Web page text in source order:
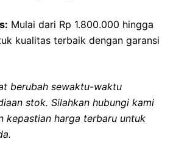
Mulai dari Rp 1.800.000 hingga
kualitas terbaik dengan garansi
berubah sewaktu-waktu
stok. Silahkan hubungi kami
kepastian harga terbaru untuk